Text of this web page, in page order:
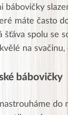
bábovičky
máte často
šťáva spolu se
na
bábovičky
do